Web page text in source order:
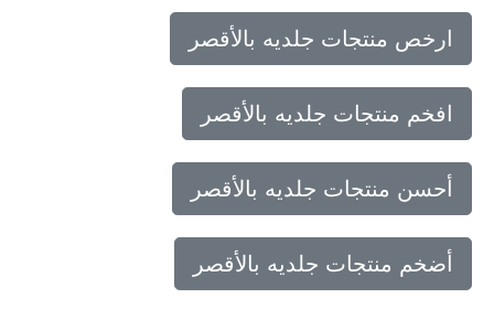
ارخص منتجات جلديه بالأقصر
افخم منتجات جلديه بالأقصر
أحسن منتجات جلديه بالأقصر
أضخم منتجات جلديه بالأقصر